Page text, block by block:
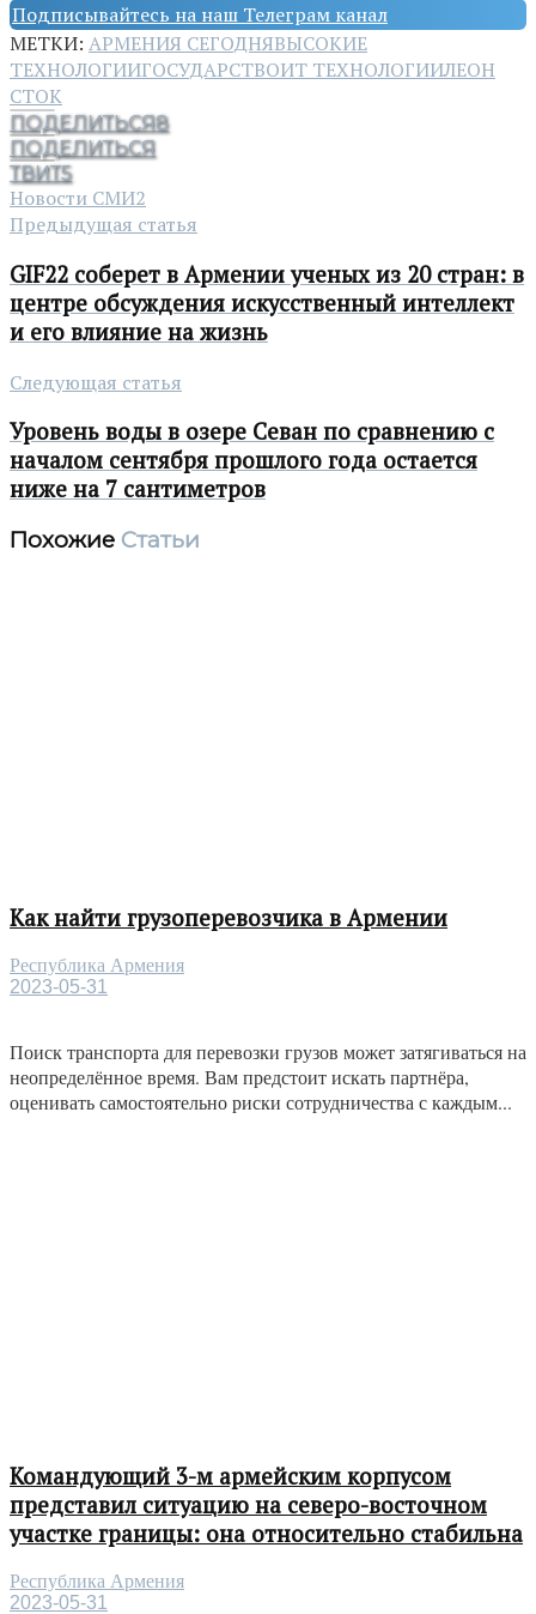
Подписывайтесь на наш Телеграм канал
МЕТКИ: АРМЕНИЯ СЕГОДНЯВЫСОКИЕ
ТЕХНОЛОГИИГОСУДАРСТВОИТ ТЕХНОЛОГИИЛЕОН
СТОК
ПОДЕЛИТЬСЯ8
ПОДЕЛИТЬСЯ
ТВИТ5
Новости СМИ2
Предыдущая статья
GIF22 соберет в Армении ученых из 20 стран: в
центре обсуждения искусственный интеллект
и его влияние на жизнь
Следующая статья
Уровень воды в озере Севан по сравнению с
началом сентября прошлого года остается
ниже на 7 сантиметров
Похожие Статьи
Как найти грузоперевозчика в Армении
Республика Армения
2023-05-31
Поиск транспорта для перевозки грузов может затягиваться на
неопределённое время. Вам предстоит искать партнёра,
оценивать самостоятельно риски сотрудничества с каждым...
Командующий 3-м армейским корпусом
представил ситуацию на северо-восточном
участке границы: она относительно стабильна
Республика Армения
2023-05-31